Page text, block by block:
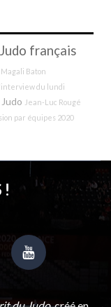
Judo français
Magali Baton
du lundi
Judo Jean-Luc Rougé
par équipes 2020
!